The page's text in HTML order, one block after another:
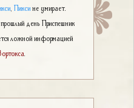
, Пиксине умирает.
день Приспешник
ложной информацией
.